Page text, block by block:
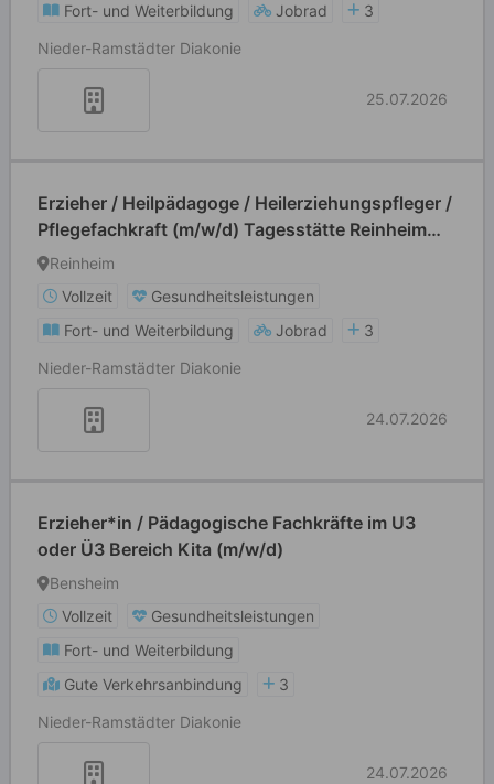
Fort- und Weiterbildung
Jobrad
3
Nieder-Ramstädter Diakonie
25.07.2026
Erzieher / Heilpädagoge / Heilerziehungspfleger /
Pflegefachkraft (m/w/d) Tagesstätte Reinheim
Ueberau
Reinheim
Vollzeit
Gesundheitsleistungen
Fort- und Weiterbildung
Jobrad
3
Nieder-Ramstädter Diakonie
24.07.2026
Erzieher*in / Pädagogische Fachkräfte im U3
oder Ü3 Bereich Kita (m/w/d)
Bensheim
Vollzeit
Gesundheitsleistungen
Fort- und Weiterbildung
Gute Verkehrsanbindung
3
Nieder-Ramstädter Diakonie
24.07.2026